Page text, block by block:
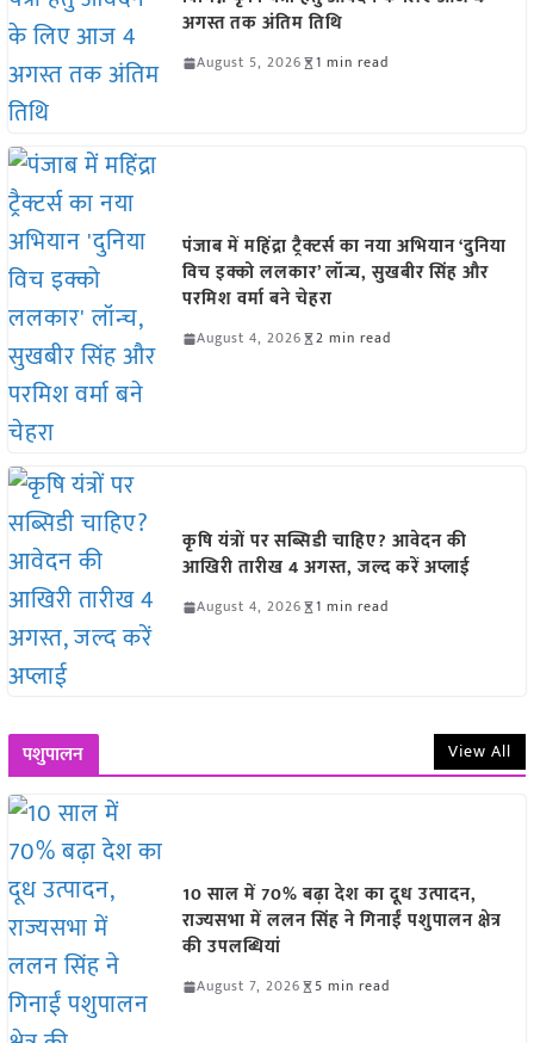
अगस्त तक अंतिम तिथि
August 5, 2026 1 min read
पंजाब में महिंद्रा ट्रैक्टर्स का नया अभियान ‘दुनिया
विच इक्को ललकार’ लॉन्च, सुखबीर सिंह और
परमिश वर्मा बने चेहरा
August 4, 2026 2 min read
कृषि यंत्रों पर सब्सिडी चाहिए? आवेदन की
आखिरी तारीख 4 अगस्त, जल्द करें अप्लाई
August 4, 2026 1 min read
पशुपालन View All
10 साल में 70% बढ़ा देश का दूध उत्पादन,
राज्यसभा में ललन सिंह ने गिनाईं पशुपालन क्षेत्र
की उपलब्धियां
August 7, 2026 5 min read